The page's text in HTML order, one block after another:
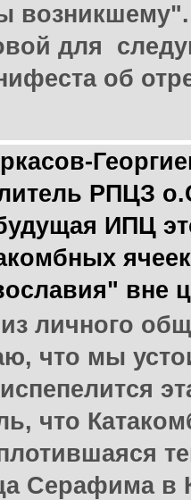
возникшему".
для
об
РПЦЗ
ИПЦ
вне
личного
что мы
что
Серафима в